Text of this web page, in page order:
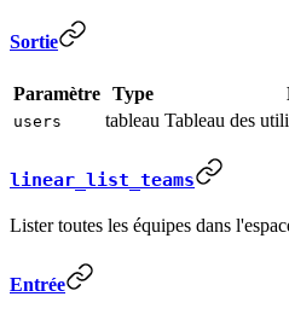
Sortie
Paramètre Type
users tableau Tableau des
linear_list_teams
Lister toutes les équipes dans
Entrée